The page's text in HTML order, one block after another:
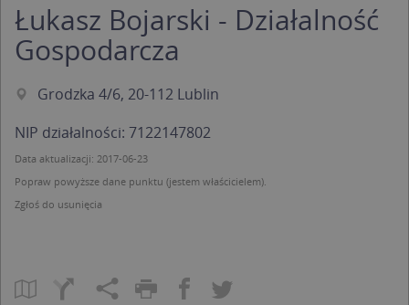
Łukasz Bojarski - Działalność
Gospodarcza
Grodzka 4/6, 20-112 Lublin
NIP działalności: 7122147802
Data aktualizacji: 2017-06-23
Popraw powyższe dane punktu (jestem właścicielem).
Zgłoś do usunięcia